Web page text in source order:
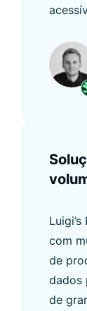
com
de
dados
de